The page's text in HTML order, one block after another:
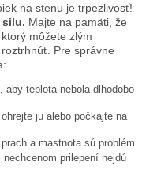
na stenu je trpezlivosť!
silu. Majte na pamäti, že
môžete zlým
Pre správne
teplota nebola dlhodobo
ju alebo počkajte na
a mastnota sú problém
prilepení nejdú